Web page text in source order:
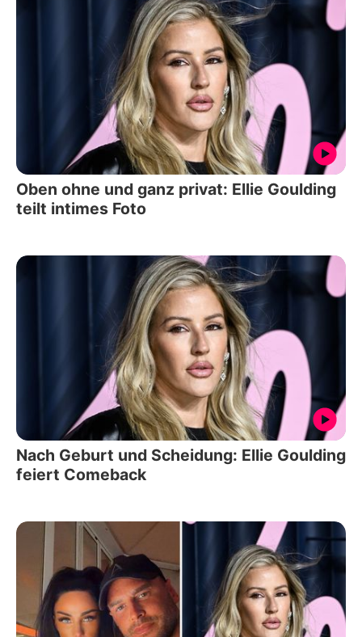
Oben ohne und ganz privat: Ellie Goulding
teilt intimes Foto
Nach Geburt und Scheidung: Ellie Goulding
feiert Comeback